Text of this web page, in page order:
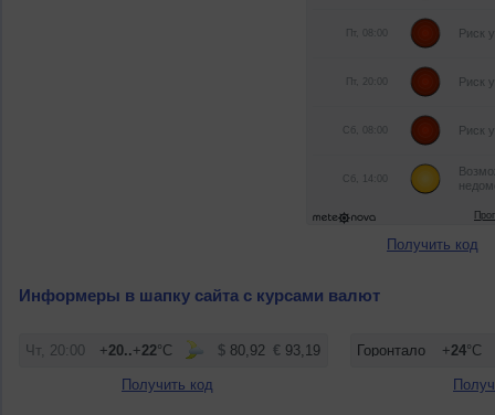
Получить код
Информеры в шапку сайта с курсами валют
Получить код